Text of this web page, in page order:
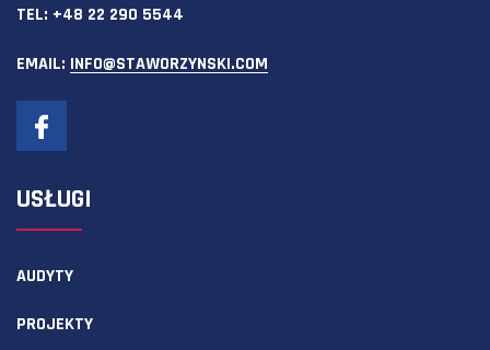
TEL: +48 22 290 5544
EMAIL: INFO@STAWORZYNSKI.COM
USŁUGI
AUDYTY
PROJEKTY